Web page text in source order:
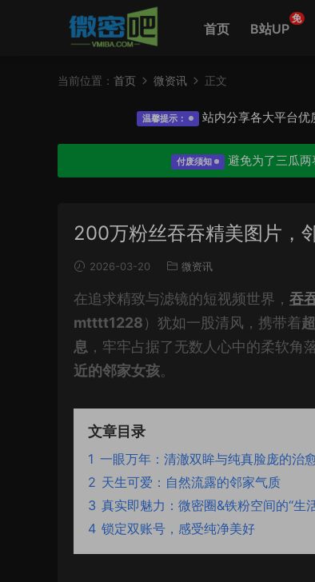
首页 B站UP
免
当前位置： 首页 微资讯 正文
温馨提示： 站内分享各大平台优
付废须知 避免为了三瓜
200万粉丝吞吞精美图片，
2026-03-20 微资讯
在追求精致与滤镜的短视频世界， 吞
mtttt1228）犹如一股清风，携带着
息 ，牢牢占据了无数人心中的柔软角
近的邻家女孩。
文章目录
1 一眼万年：清澈双眸与纯真脸庞的治
2 天生可爱：自然流露的邻家气质
3 真实即魅力：微密圈&铁粉空间的“生
4 锁定双账号，感受纯净美好